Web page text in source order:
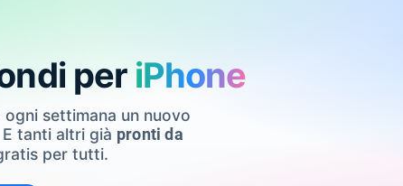
per iPhone
settimana un nuovo
tanti altri già pronti da
per tutti.